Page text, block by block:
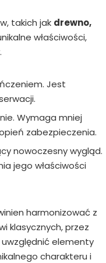
takich jak drewno,
właściwości,
Jest
Wymaga mniej
zabezpieczenia.
nowoczesny wygląd.
jego właściwości
harmonizować z
klasycznych, przez
elementy
charakteru i